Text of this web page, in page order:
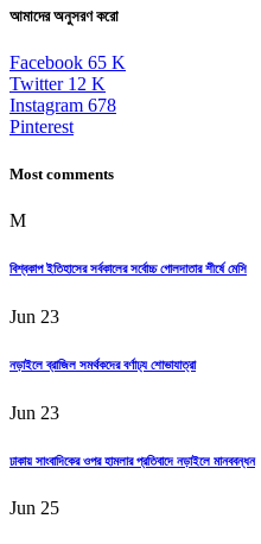
আমাদের অনুসরণ করো
Facebook 65 K
Twitter 12 K
Instagram 678
Pinterest
Most comments
M
বিশ্বকাপ ইতিহাসের সর্বকালের সর্বোচ্চ গোলদাতার শীর্ষে মেসি
Jun 23
নড়াইলে ব্রাজিল সমর্থকদের বর্ণাঢ্য শোভাযাত্রা
Jun 23
ঢাকায় সাংবাদিকের ওপর হামলার প্রতিবাদে নড়াইলে মানববন্ধন
Jun 25